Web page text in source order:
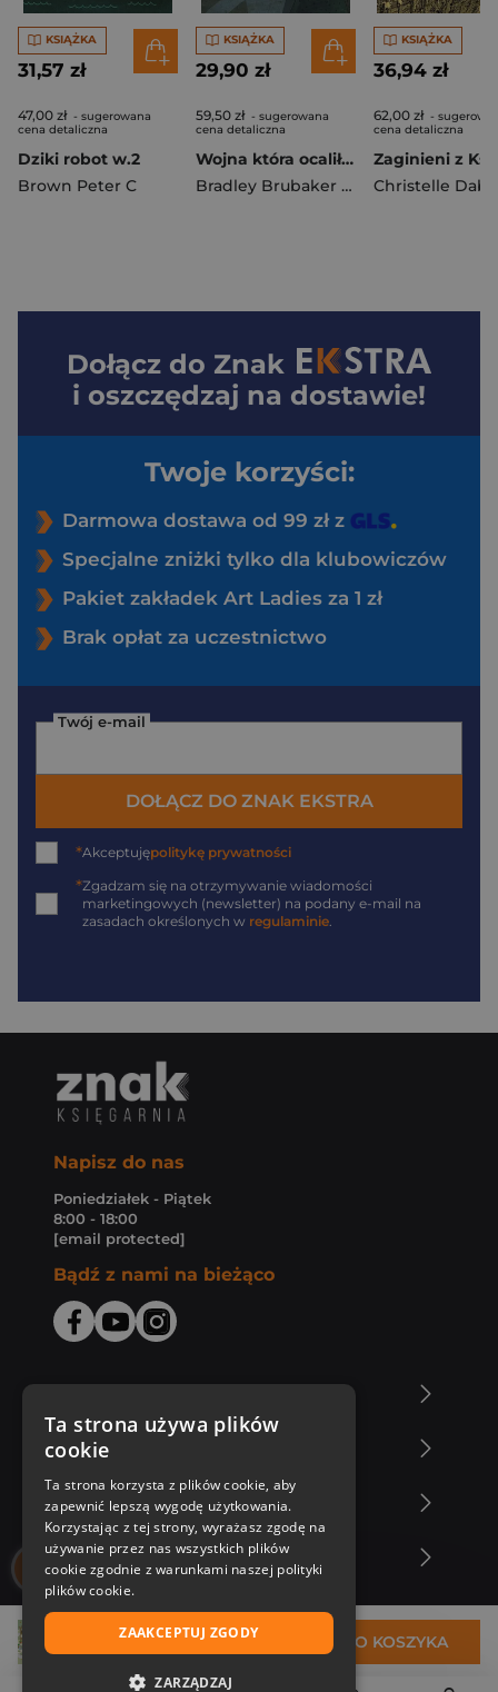
32,99 zł DO KOSZYKA
KSIĄŻKA
31,57 zł
47,00 zł - sugerowana
cena detaliczna
Dziki robot w.2
Brown Peter C
KSIĄŻKA
29,90 zł
59,50 zł - sugerowana
cena detaliczna
Wojna która ocaliła mi życie
Bradley Brubaker Kimberly
KSIĄŻKA
36,94 zł
62,00 zł -
cena detaliczna
Christelle
Dołącz do Znak
i oszczędzaj na dostawie!
Twoje korzyści:
Darmowa dostawa od 99 zł z
Specjalne zniżki tylko dla klubowiczów
Pakiet zakładek Art Ladies za 1 zł
Brak opłat za uczestnictwo
Twój e-mail
DOŁĄCZ DO ZNAK EKSTRA
*Akceptujępolitykę prywatności
*Zgadzam się na otrzymywanie wiadomości
marketingowych (newsletter) na podany e-mail na
zasadach określonych w regulaminie
Napisz do nas
Poniedziałek - Piątek
8:00 - 18:00
[email protected]
Bądź z nami na bieżąco
Zakupy u nas
Nasza oferta
Nasi autorzy
Ta strona używa plików
cookie
Ta strona korzysta z plików cookie, aby
zapewnić lepszą wygodę użytkowania.
Korzystając z tej strony, wyrażasz zgodę na
używanie przez nas wszystkich plików
cookie zgodnie z warunkami naszej polityki
plików cookie.
ZAAKCEPTUJ ZGODY
ZARZĄDZAJ